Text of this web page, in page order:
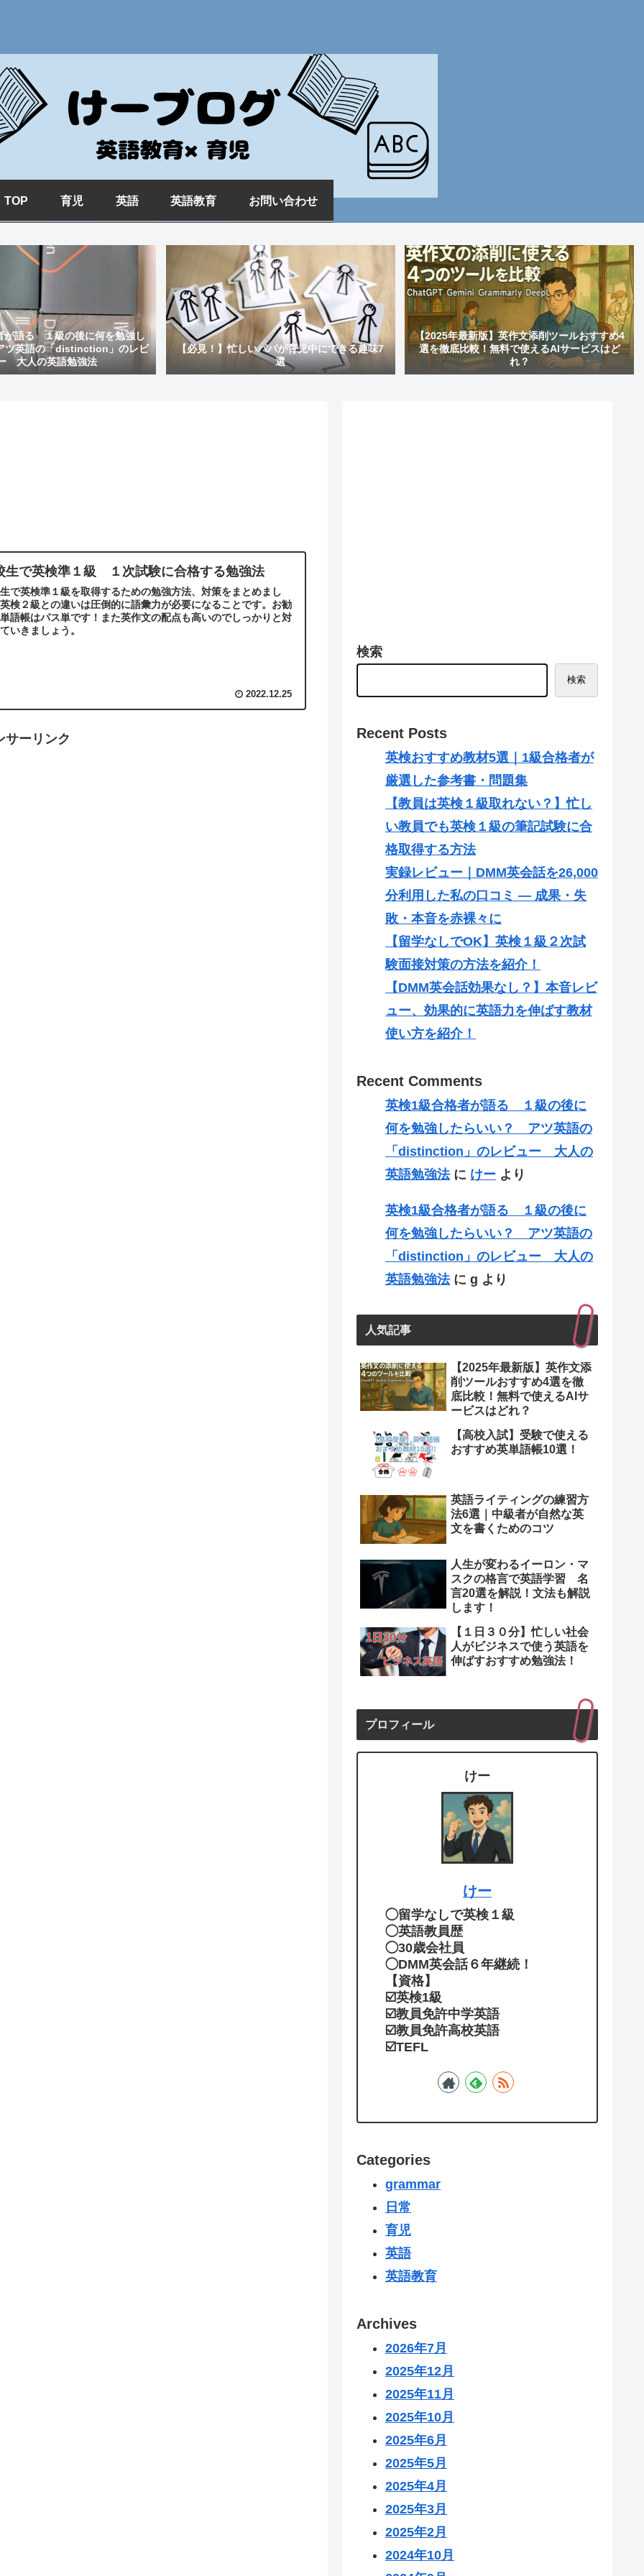
TOP 育児 英語 英語教育 お問い合わせ
が語る １級の後に何を勉強し
英語の「distinction」のレビ
大人の英語勉強法
【必見！】忙しいパパが育児中にできる趣味7
選
【2025年最新版】英作文添削ツールおすすめ4
選を徹底比較！無料で使えるAIサービスはど
れ？
生で英検準１級 １次試験に合格する勉強法
で英検準１級を取得するための勉強方法、対策をまとめまし
検２級との違いは圧倒的に語彙力が必要になることです。お勧
語帳はパス単です！また英作文の配点も高いのでしっかりと対
いきましょう。
2022.12.25
サーリンク
検索
検索
Recent Posts
英検おすすめ教材5選｜1級合格者が
厳選した参考書・問題集
【教員は英検１級取れない？】忙し
い教員でも英検１級の筆記試験に合
格取得する方法
実録レビュー｜DMM英会話を26,000
分利用した私の口コミ — 成果・失
敗・本音を赤裸々に
【留学なしでOK】英検１級２次試
験面接対策の方法を紹介！
【DMM英会話効果なし？】本音レビ
ュー、効果的に英語力を伸ばす教材
使い方を紹介！
Recent Comments
英検1級合格者が語る １級の後に
何を勉強したらいい？ アツ英語の
「distinction」のレビュー 大人の
英語勉強法に けー より
英検1級合格者が語る １級の後に
何を勉強したらいい？ アツ英語の
「distinction」のレビュー 大人の
英語勉強法に g より
人気記事
【2025年最新版】英作文添
削ツールおすすめ4選を徹
底比較！無料で使えるAIサ
ービスはどれ？
【高校入試】受験で使える
おすすめ英単語帳10選！
英語ライティングの練習方
法6選｜中級者が自然な英
文を書くためのコツ
人生が変わるイーロン・マ
スクの格言で英語学習 名
言20選を解説！文法も解説
します！
【１日３０分】忙しい社会
人がビジネスで使う英語を
伸ばすおすすめ勉強法！
プロフィール
けー
けー
◯留学なしで英検１級
◯英語教員歴
◯30歳会社員
◯DMM英会話６年継続！
【資格】
☑️英検1級
☑️教員免許中学英語
☑️教員免許高校英語
☑️TEFL
Categories
grammar
日常
育児
英語
英語教育
Archives
2026年7月
2025年12月
2025年11月
2025年10月
2025年6月
2025年5月
2025年4月
2025年3月
2025年2月
2024年10月